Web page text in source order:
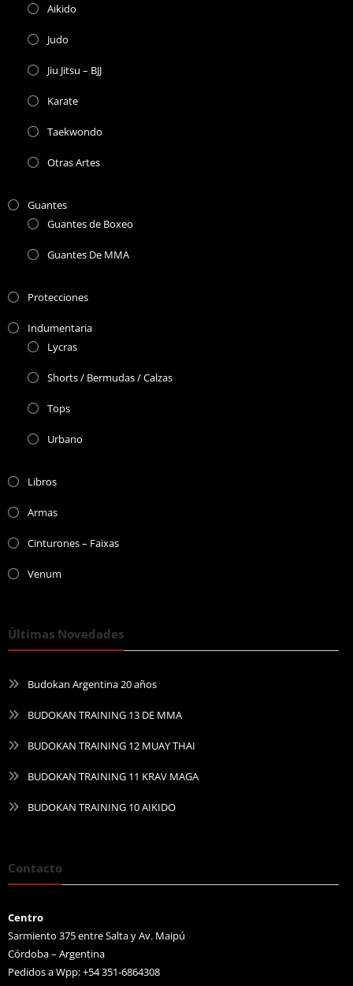
Aikido
Judo
Jiu Jitsu – BJJ
Karate
Taekwondo
Otras Artes
Guantes
Guantes de Boxeo
Guantes De MMA
Protecciones
Indumentaria
Lycras
Shorts / Bermudas / Calzas
Tops
Urbano
Libros
Armas
Cinturones – Faixas
Venum
Últimas Novedades
Budokan Argentina 20 años
BUDOKAN TRAINING 13 DE MMA
BUDOKAN TRAINING 12 MUAY THAI
BUDOKAN TRAINING 11 KRAV MAGA
BUDOKAN TRAINING 10 AIKIDO
Contacto
Centro
Sarmiento 375 entre Salta y Av. Maipú
Córdoba – Argentina
Pedidos a Wpp: +54 351-6864308